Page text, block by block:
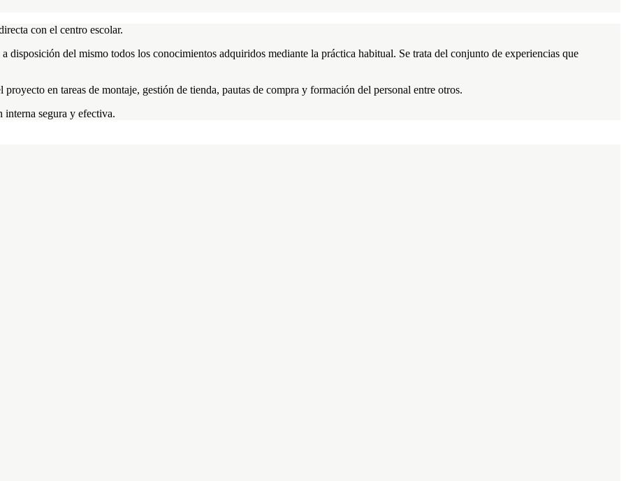
con el centro escolar.
disposición del mismo todos los conocimientos adquiridos mediante la práctica habitual. Se trata del conjunto de experiencias que
en tareas de montaje, gestión de tienda, pautas de compra y formación del personal entre otros.
interna segura y efectiva.